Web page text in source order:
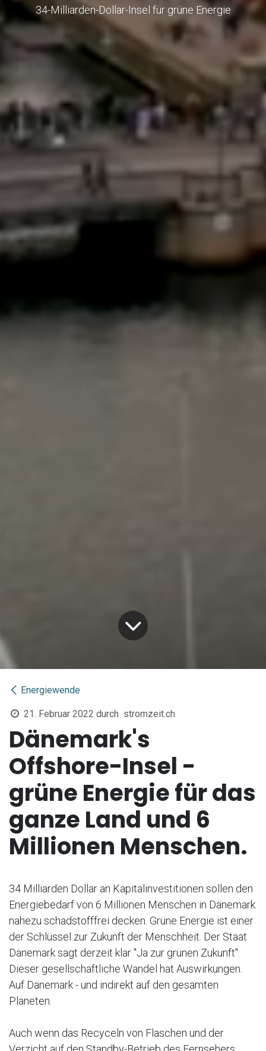
34-Milliarden-Dollar-Insel für grüne Energie
Energiewende
21. Februar 2022 durch stromzeit.ch
Dänemark's
Offshore-Insel -
grüne Energie für das
ganze Land und 6
Millionen Menschen.
34 Milliarden Dollar an Kapitalinvestitionen sollen den
Energiebedarf von 6 Millionen Menschen in Dänemark
nahezu schadstofffrei decken. Grüne Energie ist einer
der Schlüssel zur Zukunft der Menschheit. Der Staat
Dänemark sagt derzeit klar "Ja zur grünen Zukunft".
Dieser gesellschaftliche Wandel hat Auswirkungen.
Auf Dänemark - und indirekt auf den gesamten
Planeten.
Auch wenn das Recyceln von Flaschen und der